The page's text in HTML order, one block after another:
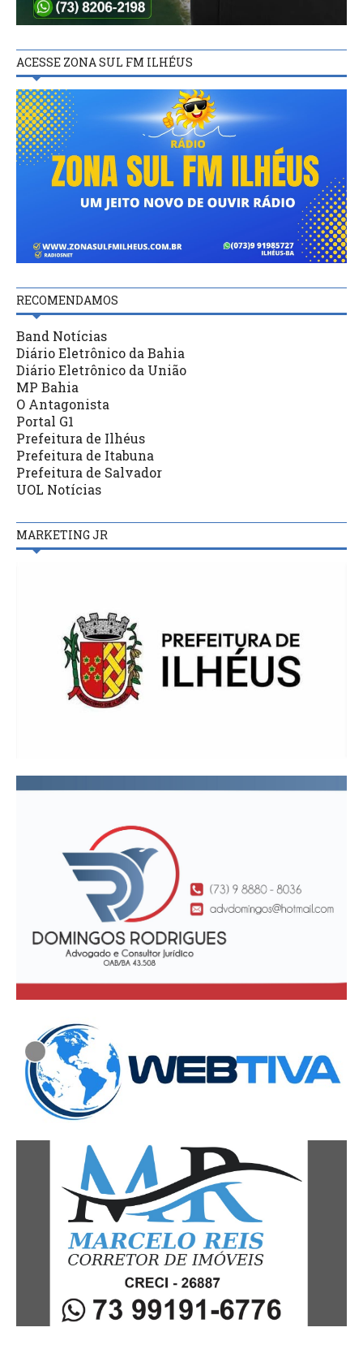
ACESSE ZONA SUL FM ILHÉUS
RECOMENDAMOS
Band Notícias
Diário Eletrônico da Bahia
Diário Eletrônico da União
MP Bahia
O Antagonista
Portal G1
Prefeitura de Ilhéus
Prefeitura de Itabuna
Prefeitura de Salvador
UOL Notícias
MARKETING JR